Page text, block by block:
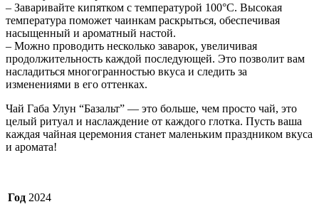
– Заваривайте кипятком с температурой 100°C. Высокая
температура поможет чаинкам раскрыться, обеспечивая
насыщенный и ароматный настой.
– Можно проводить несколько заварок, увеличивая
продолжительность каждой последующей. Это позволит вам
насладиться многогранностью вкуса и следить за
изменениями в его оттенках.
Чай Габа Улун “Базальт” — это больше, чем просто чай, это
целый ритуал и наслаждение от каждого глотка. Пусть ваша
каждая чайная церемония станет маленьким праздником вкуса
и аромата!
Год 2024